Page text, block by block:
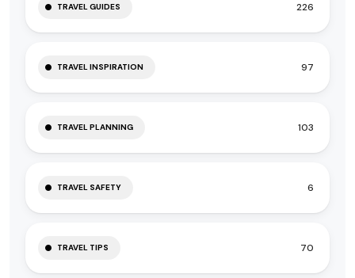
TRAVEL GUIDES 226
TRAVEL INSPIRATION 97
TRAVEL PLANNING 103
TRAVEL SAFETY 6
TRAVEL TIPS 70